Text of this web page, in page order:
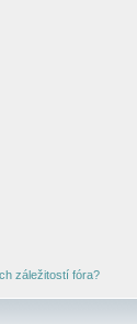
záležitostí fóra?